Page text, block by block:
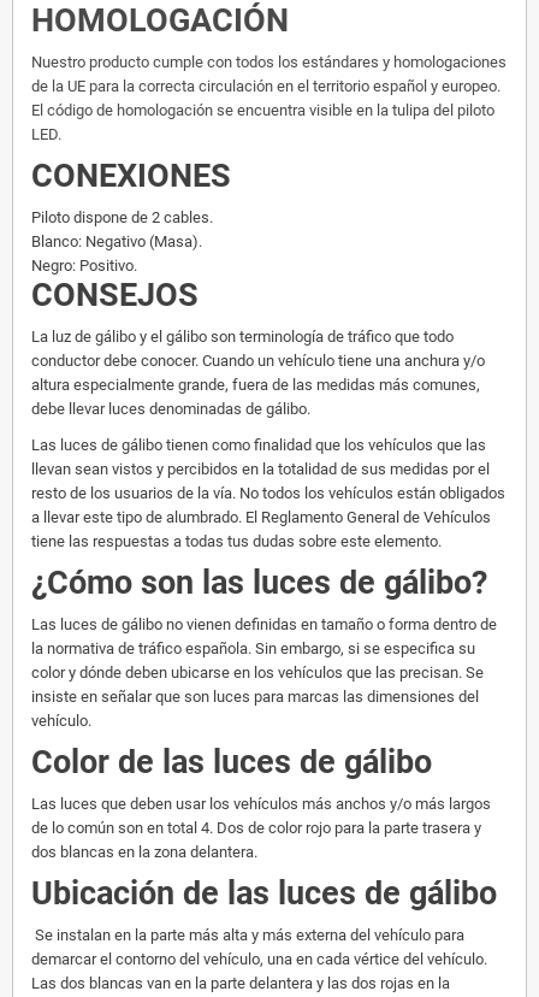
HOMOLOGACIÓN
Nuestro producto cumple con todos los estándares y homologaciones
de la UE para la correcta circulación en el territorio español y europeo.
El código de homologación se encuentra visible en la tulipa del piloto
LED.
CONEXIONES
Piloto dispone de 2 cables.
Blanco: Negativo (Masa).
Negro: Positivo.
CONSEJOS
La luz de gálibo y el gálibo son terminología de tráfico que todo
conductor debe conocer. Cuando un vehículo tiene una anchura y/o
altura especialmente grande, fuera de las medidas más comunes,
debe llevar luces denominadas de gálibo.
Las luces de gálibo tienen como finalidad que los vehículos que las
llevan sean vistos y percibidos en la totalidad de sus medidas por el
resto de los usuarios de la vía. No todos los vehículos están obligados
a llevar este tipo de alumbrado. El Reglamento General de Vehículos
tiene las respuestas a todas tus dudas sobre este elemento.
¿Cómo son las luces de gálibo?
Las luces de gálibo no vienen definidas en tamaño o forma dentro de
la normativa de tráfico española. Sin embargo, si se especifica su
color y dónde deben ubicarse en los vehículos que las precisan. Se
insiste en señalar que son luces para marcas las dimensiones del
vehículo.
Color de las luces de gálibo
Las luces que deben usar los vehículos más anchos y/o más largos
de lo común son en total 4. Dos de color rojo para la parte trasera y
dos blancas en la zona delantera.
Ubicación de las luces de gálibo
Se instalan en la parte más alta y más externa del vehículo para
demarcar el contorno del vehículo, una en cada vértice del vehículo.
Las dos blancas van en la parte delantera y las dos rojas en la